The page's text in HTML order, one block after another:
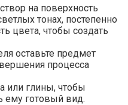
на поверхность
тонах, постепенно
цвета, чтобы создать
оставьте предмет
процесса
или глины, чтобы
ему готовый вид.